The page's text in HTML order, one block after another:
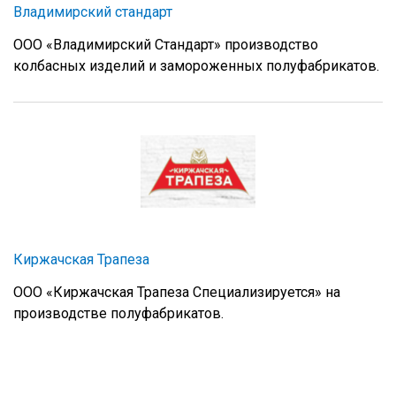
Владимирский стандарт
ООО «Владимирский Стандарт» производство
колбасных изделий и замороженных полуфабрикатов.
Киржачская Трапеза
ООО «Киржачская Трапеза Специализируется» на
производстве полуфабрикатов.